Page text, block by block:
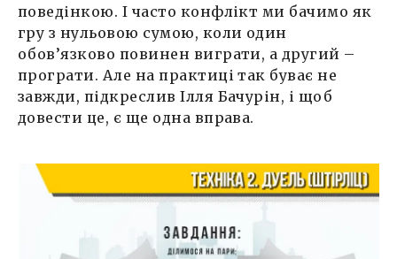
поведінкою. І часто конфлікт ми бачимо як
гру з нульовою сумою, коли один
обов’язково повинен виграти, а другий –
програти. Але на практиці так буває не
завжди, підкреслив Ілля Бачурін, і щоб
довести це, є ще одна вправа.